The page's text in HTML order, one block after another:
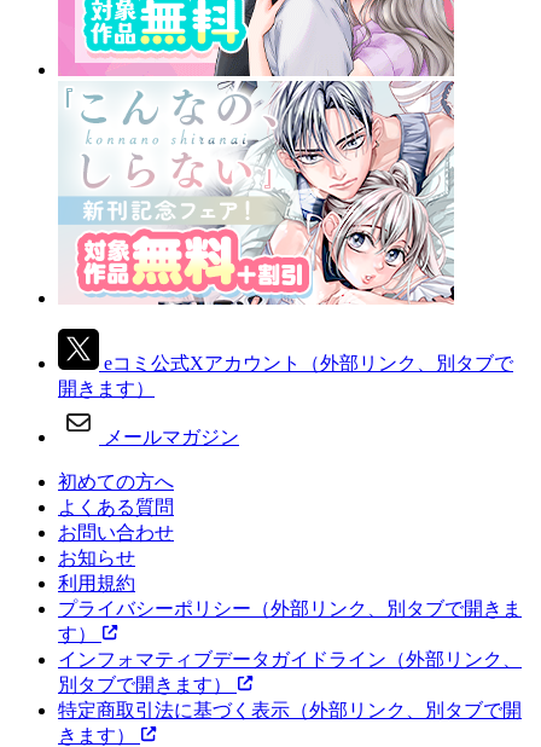
eコミ公式Xアカウント
（外部リンク、別タブで
開きます）
メールマガジン
初めての方へ
よくある質問
お問い合わせ
お知らせ
利用規約
プライバシーポリシー （外部リンク、別タブで開きま
す）
インフォマティブデータガイドライン （外部リンク、
別タブで開きます）
特定商取引法に基づく表示 （外部リンク、別タブで開
きます）